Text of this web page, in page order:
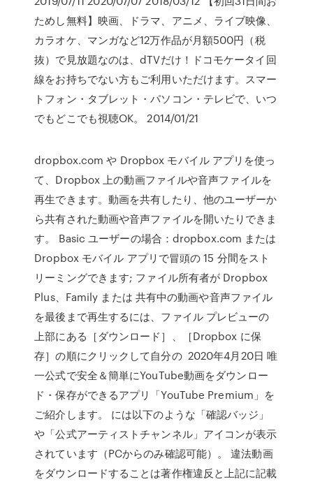
ためし無料】映画、ドラマ、アニメ、ライブ映像、
カラオケ、マンガなど12万作品が月額500円（税
抜）で見放題なのは、dTVだけ！ドコモケータイ回
線をお持ちでない方もご利用いただけます。スマー
トフォン・タブレット・パソコン・テレビで、いつ
でもどこでも視聴OK。 2014/01/21
dropbox.com や Dropbox モバイル アプリを使っ
て、Dropbox 上の動画ファイルや音声ファイルを
再生できます。動画を共有したり、他のユーザーか
ら共有された動画や音声ファイルを開いたりできま
す。 Basic ユーザーの場合：dropbox.com または
Dropbox モバイル アプリで冒頭の 15 分間をスト
リーミングできます; ファイル所有者が Dropbox
Plus、Family または 共有中の動画や音声ファイル
を最後まで再生するには、ファイル プレビューの
上部にある［ダウンロード］、［Dropbox に保
存］の順にクリックして自分の 2020年4月20日 唯
一公式で安全＆簡単にYouTube動画をダウンロー
ド・保存ができるアプリ「YouTube Premium」を
ご紹介します。 には以下のような「確認バッジ」
や「公式アーティストチャンネル」アイコンが表示
されています（PCからのみ確認可能）。 違法動画
をダウンロードすることは著作権違反と上記に記載